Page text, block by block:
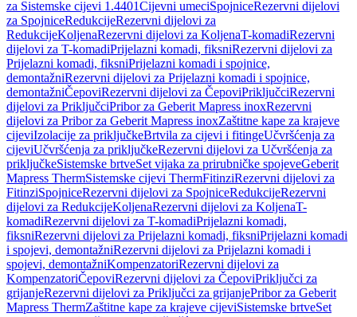
za Sistemske cijevi 1.4401Cijevni umeciSpojniceRezervni dijelovi
za SpojniceRedukcijeRezervni dijelovi za
RedukcijeKoljenaRezervni dijelovi za KoljenaT-komadiRezervni
dijelovi za T-komadiPrijelazni komadi, fiksniRezervni dijelovi za
Prijelazni komadi, fiksniPrijelazni komadi i spojnice,
demontažniRezervni dijelovi za Prijelazni komadi i spojnice,
demontažniČepoviRezervni dijelovi za ČepoviPriključciRezervni
dijelovi za PriključciPribor za Geberit Mapress inoxRezervni
dijelovi za Pribor za Geberit Mapress inoxZaštitne kape za krajeve
cijeviIzolacije za priključkeBrtvila za cijevi i fitingeUčvršćenja za
cijeviUčvršćenja za priključkeRezervni dijelovi za Učvršćenja za
priključkeSistemske brtveSet vijaka za prirubničke spojeveGeberit
Mapress ThermSistemske cijevi ThermFitinziRezervni dijelovi za
FitinziSpojniceRezervni dijelovi za SpojniceRedukcijeRezervni
dijelovi za RedukcijeKoljenaRezervni dijelovi za KoljenaT-
komadiRezervni dijelovi za T-komadiPrijelazni komadi,
fiksniRezervni dijelovi za Prijelazni komadi, fiksniPrijelazni komadi
i spojevi, demontažniRezervni dijelovi za Prijelazni komadi i
spojevi, demontažniKompenzatoriRezervni dijelovi za
KompenzatoriČepoviRezervni dijelovi za ČepoviPriključci za
grijanjeRezervni dijelovi za Priključci za grijanjePribor za Geberit
Mapress ThermZaštitne kape za krajeve cijeviSistemske brtveSet